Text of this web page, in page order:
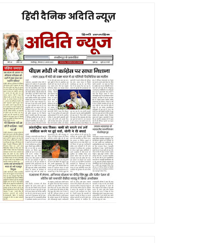
हिंदी दैनिक अदिति न्यूज़